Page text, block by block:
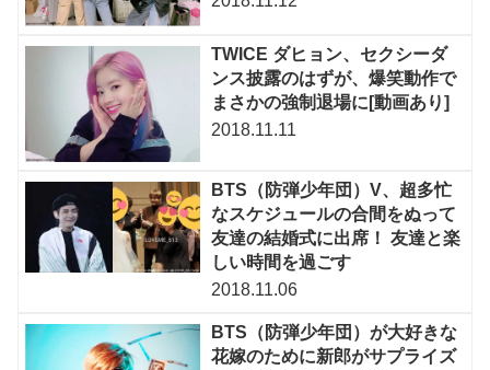
TWICE ダヒョン、セクシーダ
ンス披露のはずが、爆笑動作で
まさかの強制退場に[動画あり]
2018.11.11
BTS（防弾少年団）V、超多忙
なスケジュールの合間をぬって
友達の結婚式に出席！ 友達と楽
しい時間を過ごす
2018.11.06
BTS（防弾少年団）が大好きな
花嫁のために新郎がサプライズ